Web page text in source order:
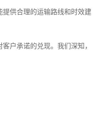
供合理的运输路线和时效建
户承诺的兑现。我们深知，